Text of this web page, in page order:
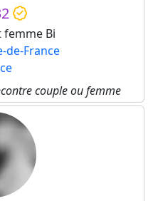
femme Bi
de-France
couple ou femme